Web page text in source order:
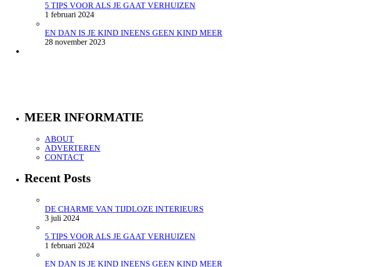
5 TIPS VOOR ALS JE GAAT VERHUIZEN
1 februari 2024
EN DAN IS JE KIND INEENS GEEN KIND MEER
28 november 2023
MEER INFORMATIE
ABOUT
ADVERTEREN
CONTACT
Recent Posts
DE CHARME VAN TIJDLOZE INTERIEURS
3 juli 2024
5 TIPS VOOR ALS JE GAAT VERHUIZEN
1 februari 2024
EN DAN IS JE KIND INEENS GEEN KIND MEER